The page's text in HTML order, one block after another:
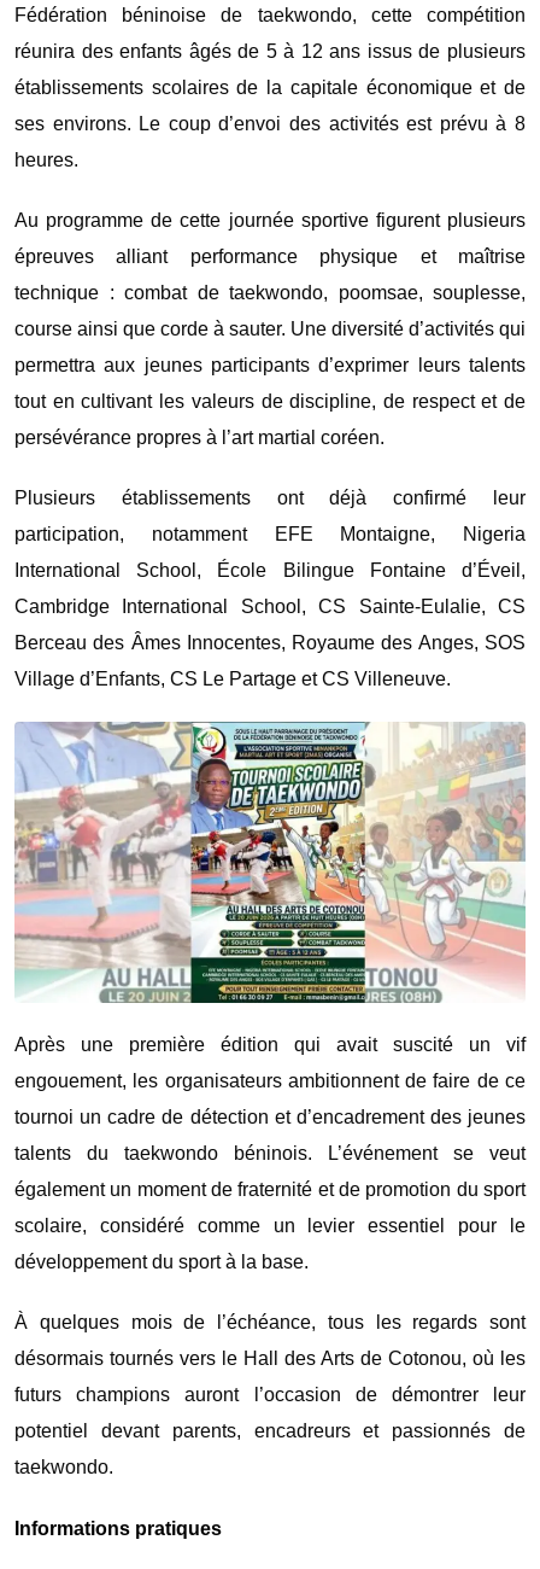
Fédération béninoise de taekwondo, cette compétition
réunira des enfants âgés de 5 à 12 ans issus de plusieurs
établissements scolaires de la capitale économique et de
ses environs. Le coup d’envoi des activités est prévu à 8
heures.
Au programme de cette journée sportive figurent plusieurs
épreuves alliant performance physique et maîtrise
technique : combat de taekwondo, poomsae, souplesse,
course ainsi que corde à sauter. Une diversité d’activités qui
permettra aux jeunes participants d’exprimer leurs talents
tout en cultivant les valeurs de discipline, de respect et de
persévérance propres à l’art martial coréen.
Plusieurs établissements ont déjà confirmé leur
participation, notamment EFE Montaigne, Nigeria
International School, École Bilingue Fontaine d’Éveil,
Cambridge International School, CS Sainte-Eulalie, CS
Berceau des Âmes Innocentes, Royaume des Anges, SOS
Village d’Enfants, CS Le Partage et CS Villeneuve.
Après une première édition qui avait suscité un vif
engouement, les organisateurs ambitionnent de faire de ce
tournoi un cadre de détection et d’encadrement des jeunes
talents du taekwondo béninois. L’événement se veut
également un moment de fraternité et de promotion du sport
scolaire, considéré comme un levier essentiel pour le
développement du sport à la base.
À quelques mois de l’échéance, tous les regards sont
désormais tournés vers le Hall des Arts de Cotonou, où les
futurs champions auront l’occasion de démontrer leur
potentiel devant parents, encadreurs et passionnés de
taekwondo.
Informations pratiques